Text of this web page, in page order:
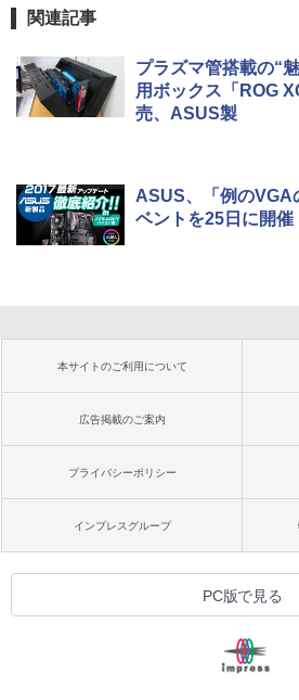
関連記事
プラズマ管搭載の“
用ボックス「ROG
売、ASUS製
ASUS、「例のVGA
ベントを25日に開催
本サイトのご利用について
広告掲載のご案内
プライバシーポリシー
インプレスグループ
PC版で見る